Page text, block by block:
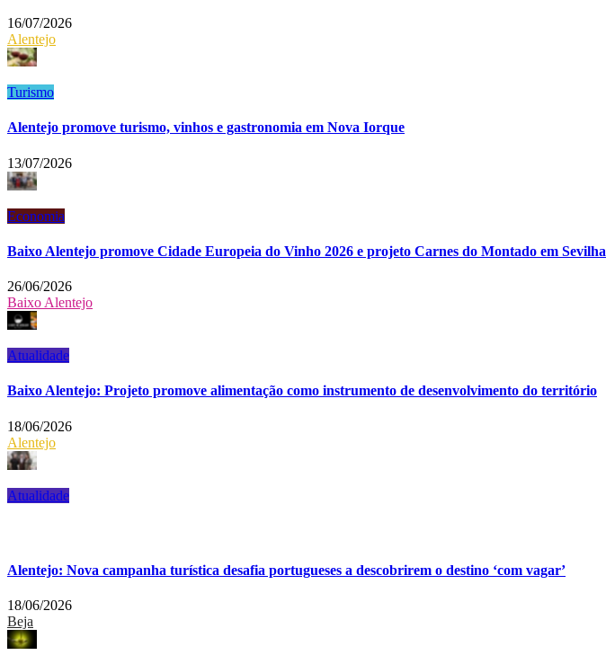
16/07/2026
Alentejo
Turismo
Alentejo promove turismo, vinhos e gastronomia em Nova Iorque
13/07/2026
Economia
Baixo Alentejo promove Cidade Europeia do Vinho 2026 e projeto Carnes do Montado em Sevilha
26/06/2026
Baixo Alentejo
Atualidade
Baixo Alentejo: Projeto promove alimentação como instrumento de desenvolvimento do território
18/06/2026
Alentejo
Atualidade
Alentejo: Nova campanha turística desafia portugueses a descobrirem o destino ‘com vagar’
18/06/2026
Beja